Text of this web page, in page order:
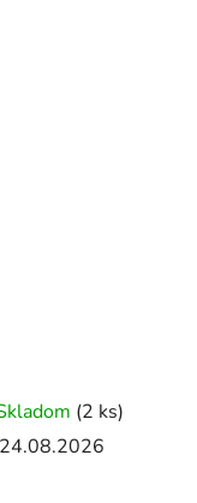
(2 ks)
24.08.2026